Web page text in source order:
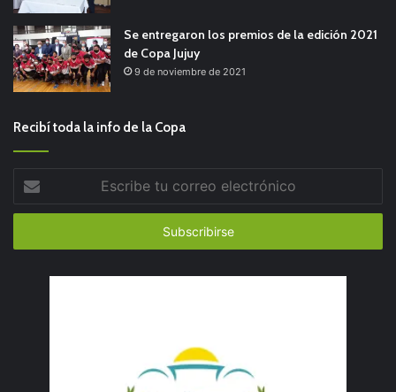
Se entregaron los premios de la edición 2021
de Copa Jujuy
9 de noviembre de 2021
Recibí toda la info de la Copa
correo